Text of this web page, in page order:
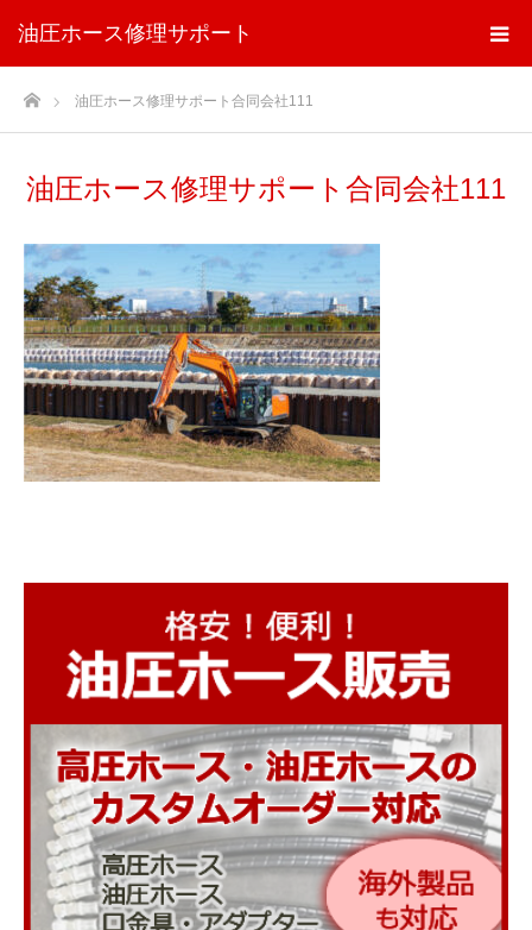
油圧ホース修理サポート
ホーム油圧ホース修理サポート合同会社111
油圧ホース修理サポート合同会社111